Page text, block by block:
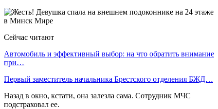
Сейчас читают
Автомобиль и эффективный выбор: на что обратить внимание
при…
Первый заместитель начальника Брестского отделения БЖД…
Назад в окно, кстати, она залезла сама. Сотрудник МЧС
подстраховал ее.